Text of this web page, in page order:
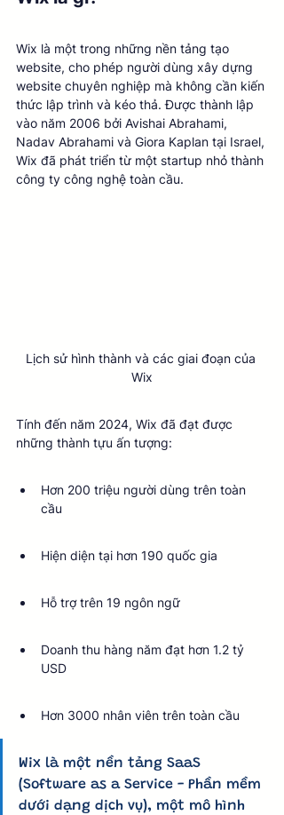
Wix là một trong những nền tảng tạo
website, cho phép người dùng xây dựng
website chuyên nghiệp mà không cần kiến
thức lập trình và kéo thả. Được thành lập
vào năm 2006 bởi Avishai Abrahami,
Nadav Abrahami và Giora Kaplan tại Israel,
Wix đã phát triển từ một startup nhỏ thành
công ty công nghệ toàn cầu.
Lịch sử hình thành và các giai đoạn của
Wix
Tính đến năm 2024, Wix đã đạt được
những thành tựu ấn tượng:
Hơn 200 triệu người dùng trên toàn
cầu
Hiện diện tại hơn 190 quốc gia
Hỗ trợ trên 19 ngôn ngữ
Doanh thu hàng năm đạt hơn 1.2 tỷ
USD
Hơn 3000 nhân viên trên toàn cầu
Wix là một nền tảng SaaS
(Software as a Service - Phần mềm
dưới dạng dịch vụ), một mô hình